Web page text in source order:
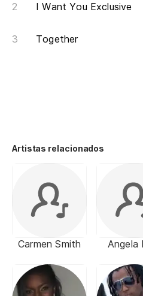
I Want You Exclusive
Together
Artistas relacionados
Carmen Smith Angela